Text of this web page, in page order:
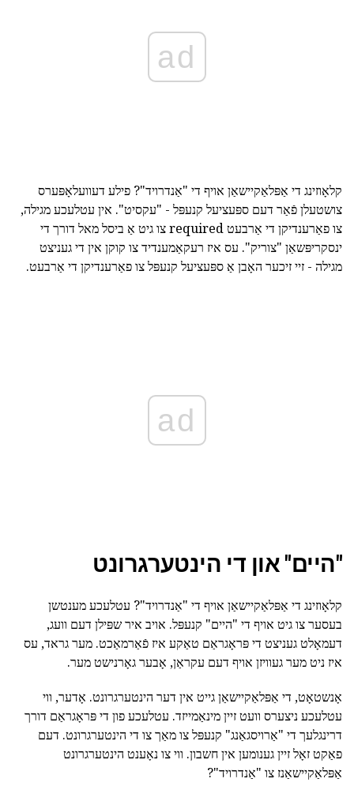
ad
קלאָוזינג די אַפּלאַקיישאַן אויף די "אַנדרויד"? פילע דעוועלאָפּערס
צושטעלן פֿאַר דעם ספּעציעל קנעפּל - "עקסיט". אין עטלעכע מגילה,
צו פאַרענדיקן די אַרבעט required צו גיט אַ ביסל מאל דורך די
ינסקריפּשאַן "צוריק". עס איז רעקאַמענדיד צו קוקן אין די געניצט
מגילה - זיי זיכער האָבן אַ ספּעציעל קנעפּל צו פאַרענדיקן די אַרבעט.
ad
"היים" און די הינטערגרונט
קלאָוזינג די אַפּלאַקיישאַן אויף די "אַנדרויד"? עטלעכע מענטשן
בעסער צו גיט אויף די "היים" קנעפּל. אויב איר שפּילן דעם וועג,
דעמאָלט געניצט די פּראָגראַם טאַקע איז פֿאַרמאַכט. מער גראד, עס
איז ניט מער געוויזן אויף דעם עקראַן, אָבער גאָרנישט מער.
אָנשטאָט, די אַפּלאַקיישאַן גייט אין דער הינטערגרונט. אָדער, ווי
עטלעכע ניצערס וועט זיין מינאַמייזד. עטלעכע פון די פּראָגראַם דורך
דרינגלעך די "אַרויסגאַנג" קנעפּל צו מאַך צו די הינטערגרונט. דעם
פאַקט זאָל זיין גענומען אין חשבון. ווי צו נאָענט הינטערגרונט
אַפּלאַקיישאַנז צו "אַנדרויד"?